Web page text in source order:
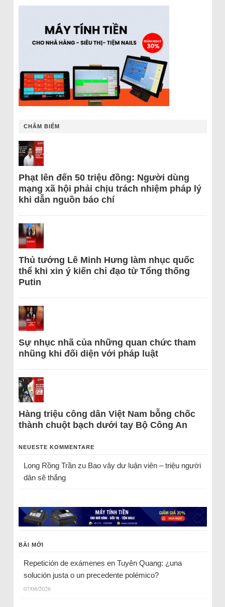
CHÂM BIẾM
Phạt lên đến 50 triệu đồng: Người dùng
mạng xã hội phải chịu trách nhiệm pháp lý
khi dẫn nguồn báo chí
Thủ tướng Lê Minh Hưng làm nhục quốc
thể khi xin ý kiến chỉ đạo từ Tổng thống
Putin
Sự nhục nhã của những quan chức tham
nhũng khi đối diện với pháp luật
Hàng triệu công dân Việt Nam bỗng chốc
thành chuột bạch dưới tay Bộ Công An
NEUESTE KOMMENTARE
Long Rồng Trầnzu Bao vây dư luận viên – triệu người
dân sẽ thắng
BÀI MỚI
Repetición de exámenes en Tuyên Quang: ¿una
solución justa o un precedente polémico?
07/08/2026